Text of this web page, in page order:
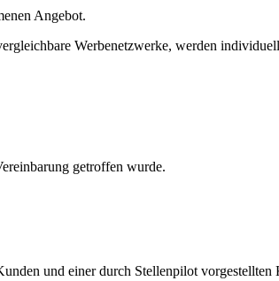
Angebot.
Werbenetzwerke, werden
getroffen wurde.
und einer durch Stellenpilot